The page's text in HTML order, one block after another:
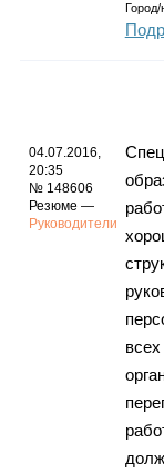
Город/
04.07.2016,
20:35
№ 148606
Резюме —
Руководители